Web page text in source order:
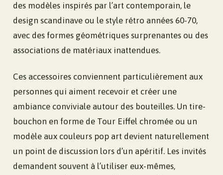
des modèles inspirés par l’art contemporain, le
design scandinave ou le style rétro années 60-70,
avec des formes géométriques surprenantes ou des
associations de matériaux inattendues.
Ces accessoires conviennent particulièrement aux
personnes qui aiment recevoir et créer une
ambiance conviviale autour des bouteilles. Un tire-
bouchon en forme de Tour Eiffel chromée ou un
modèle aux couleurs pop art devient naturellement
un point de discussion lors d’un apéritif. Les invités
demandent souvent à l’utiliser eux-mêmes,